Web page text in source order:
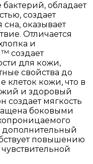
обладает
создает
оказывает
Отличается
и
создает
для кожи,
свойства до
клеток кожи, что в
и здоровый
создает мягкость
боковыми
дополнительный
повышению